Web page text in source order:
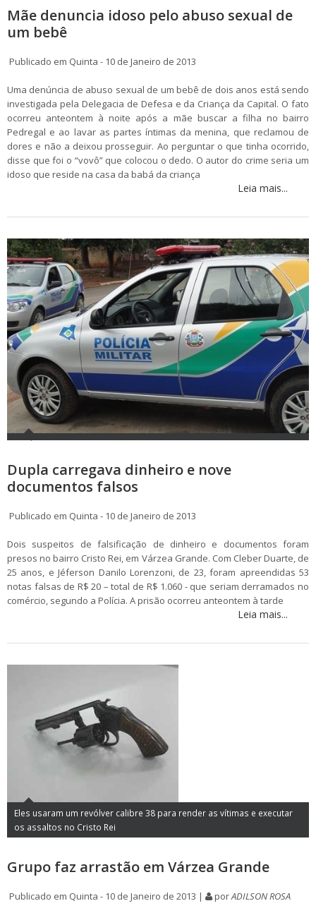
Mãe denuncia idoso pelo abuso sexual de
um bebê
Publicado em Quinta - 10 de Janeiro de 2013
Uma denúncia de abuso sexual de um bebê de dois anos está sendo
investigada pela Delegacia de Defesa e da Criança da Capital. O fato
ocorreu anteontem à noite após a mãe buscar a filha no bairro
Pedregal e ao lavar as partes íntimas da menina, que reclamou de
dores e não a deixou prosseguir. Ao perguntar o que tinha ocorrido,
disse que foi o “vovô” que colocou o dedo. O autor do crime seria um
idoso que reside na casa da babá da criança
Leia mais...
Dupla carregava dinheiro e nove
documentos falsos
Publicado em Quinta - 10 de Janeiro de 2013
Dois suspeitos de falsificação de dinheiro e documentos foram
presos no bairro Cristo Rei, em Várzea Grande. Com Cleber Duarte, de
25 anos, e Jéferson Danilo Lorenzoni, de 23, foram apreendidas 53
notas falsas de R$ 20 – total de R$ 1.060 - que seriam derramados no
comércio, segundo a Polícia. A prisão ocorreu anteontem à tarde
Leia mais...
Eles usaram um revólver calibre 38 para render as vítimas e executar
os assaltos no Cristo Rei
Grupo faz arrastão em Várzea Grande
Publicado em Quinta - 10 de Janeiro de 2013 | porADILSON ROSA